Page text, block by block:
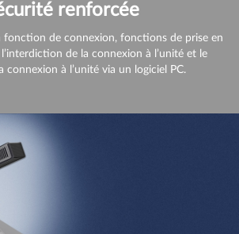
renforcée
fonction de connexion, fonctions de prise en
de la connexion à l’unité et le
connexion à l’unité via un logiciel PC.